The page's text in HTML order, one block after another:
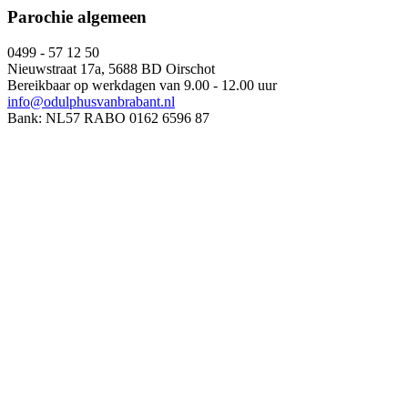
Parochie algemeen
0499 - 57 12 50
Nieuwstraat 17a, 5688 BD Oirschot
Bereikbaar op werkdagen van 9.00 - 12.00 uur
info@odulphusvanbrabant.nl
Bank: NL57 RABO 0162 6596 87